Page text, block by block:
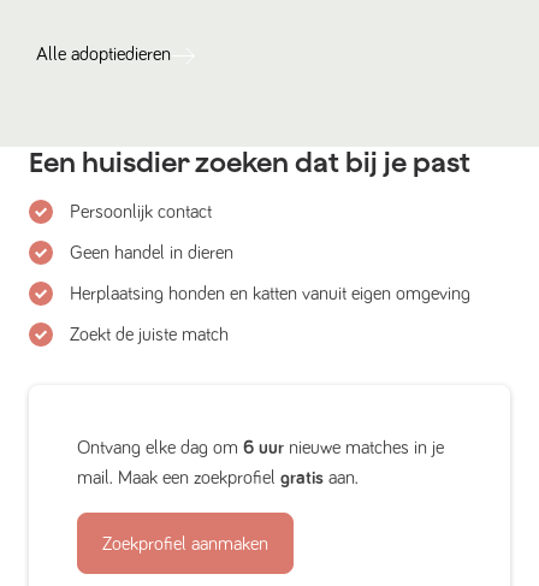
Alle adoptiedieren
Een huisdier zoeken dat bij je past
Persoonlijk contact
Geen handel in dieren
Herplaatsing honden en katten vanuit eigen omgeving
Zoekt de juiste match
Ontvang elke dag om 6 uur nieuwe matches in je
mail. Maak een zoekprofiel gratis aan.
Zoekprofiel aanmaken